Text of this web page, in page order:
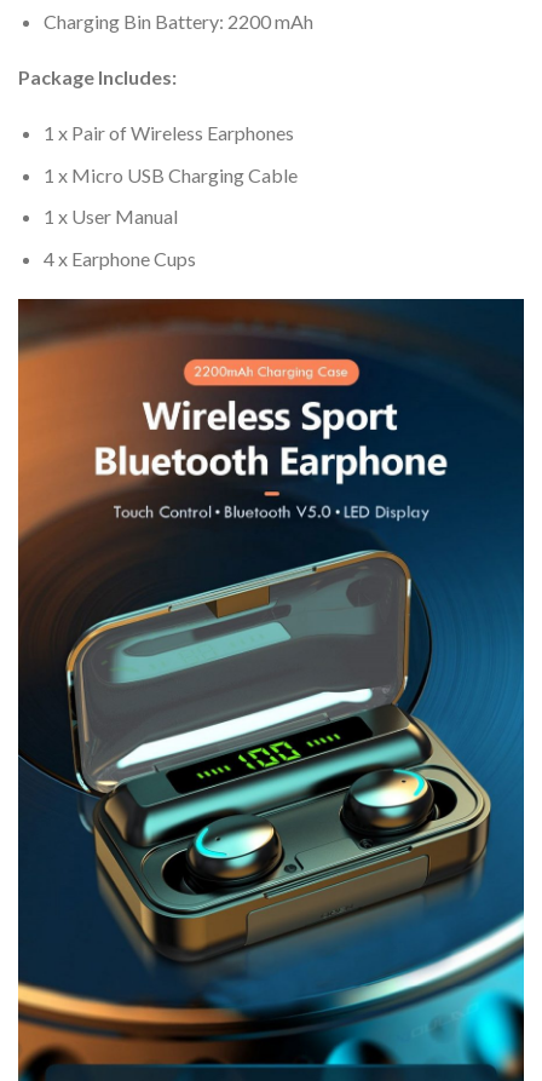
Charging Bin Battery: 2200 mAh
Package Includes:
1 x Pair of Wireless Earphones
1 x Micro USB Charging Cable
1 x User Manual
4 x Earphone Cups